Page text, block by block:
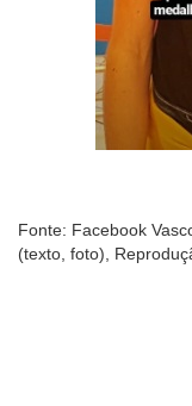
Fonte: Facebook
(texto, foto),